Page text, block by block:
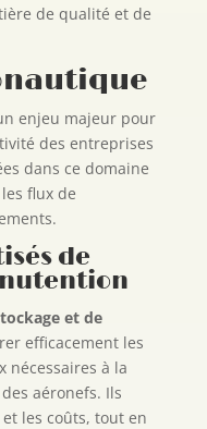
de qualité et de
enjeu majeur pour
des entreprises
dans ce domaine
flux de
de
et de
efficacement les
nécessaires à la
aéronefs. Ils
les coûts, tout en